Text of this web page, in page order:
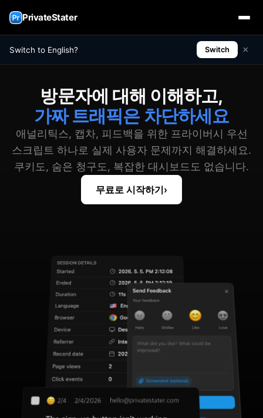
PrivateStater
Switch to English? Switch ×
방문자에 대해 이해하고,
가짜 트래픽은 차단하세요
애널리틱스, 캡차, 피드백을 위한 프라이버시 우선
스크립트 하나로 실제 사용자 문제까지 해결하세요.
쿠키도, 숨은 청구도, 복잡한 대시보드도 없습니다.
무료로 시작하기›